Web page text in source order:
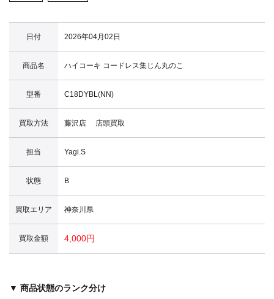
日付 2026年04月02日
商品名 ハイコーキ コードレス集じん丸のこ
型番 C18DYBL(NN)
買取方法 藤沢店 店頭買取
担当 Yagi.S
状態 B
買取エリア 神奈川県
買取金額 4,000円
▼ 商品状態のランク分け